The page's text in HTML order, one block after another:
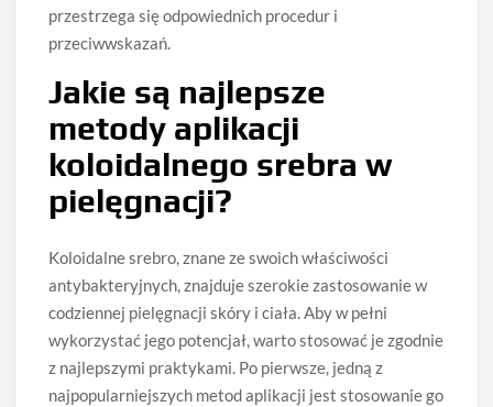
przestrzega się odpowiednich procedur i
przeciwwskazań.
Jakie są najlepsze
metody aplikacji
koloidalnego srebra w
pielęgnacji?
Koloidalne srebro, znane ze swoich właściwości
antybakteryjnych, znajduje szerokie zastosowanie w
codziennej pielęgnacji skóry i ciała. Aby w pełni
wykorzystać jego potencjał, warto stosować je zgodnie
z najlepszymi praktykami. Po pierwsze, jedną z
najpopularniejszych metod aplikacji jest stosowanie go